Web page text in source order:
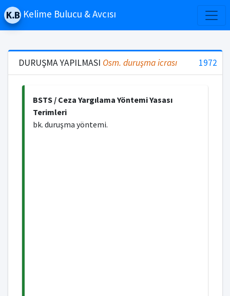
Kelime Bulucu & Avcısı
DURUŞMA YAPILMASI Osm. duruşma icrası 1972
BSTS / Ceza Yargılama Yöntemi Yasası
Terimleri
bk. duruşma yöntemi.